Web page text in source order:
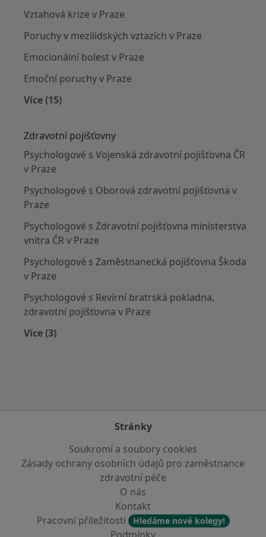
Vztahová krize v Praze
Poruchy v mezilidských vztazích v Praze
Emocionální bolest v Praze
Emoční poruchy v Praze
Více (15)
Zdravotní pojišťovny
Psychologové s Vojenská zdravotní pojišťovna ČR
v Praze
Psychologové s Oborová zdravotní pojišťovna v
Praze
Psychologové s Zdravotní pojišťovna ministerstva
vnitra ČR v Praze
Psychologové s Zaměstnanecká pojišťovna Škoda
v Praze
Psychologové s Revírní bratrská pokladna,
zdravotní pojišťovna v Praze
Více (3)
Stránky
Soukromí a soubory cookies
Zásady ochrany osobních údajů pro zaměstnance
zdravotní péče
O nás
Kontakt
Pracovní příležitosti
Hledáme nové kolegy!